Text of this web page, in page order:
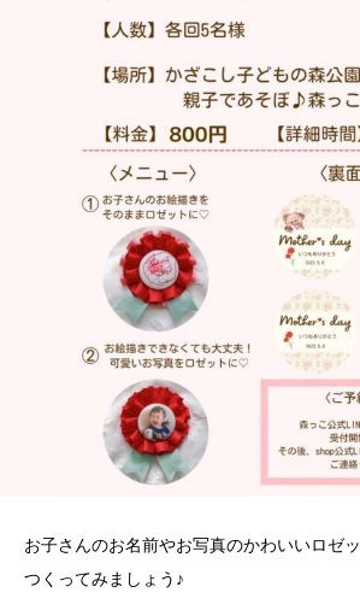
お子さんのお名前やお写真のかわいいロゼ
つくってみましょう♪